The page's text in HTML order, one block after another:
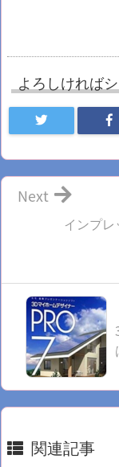
よろしければ
インプレ
Next
関連記事